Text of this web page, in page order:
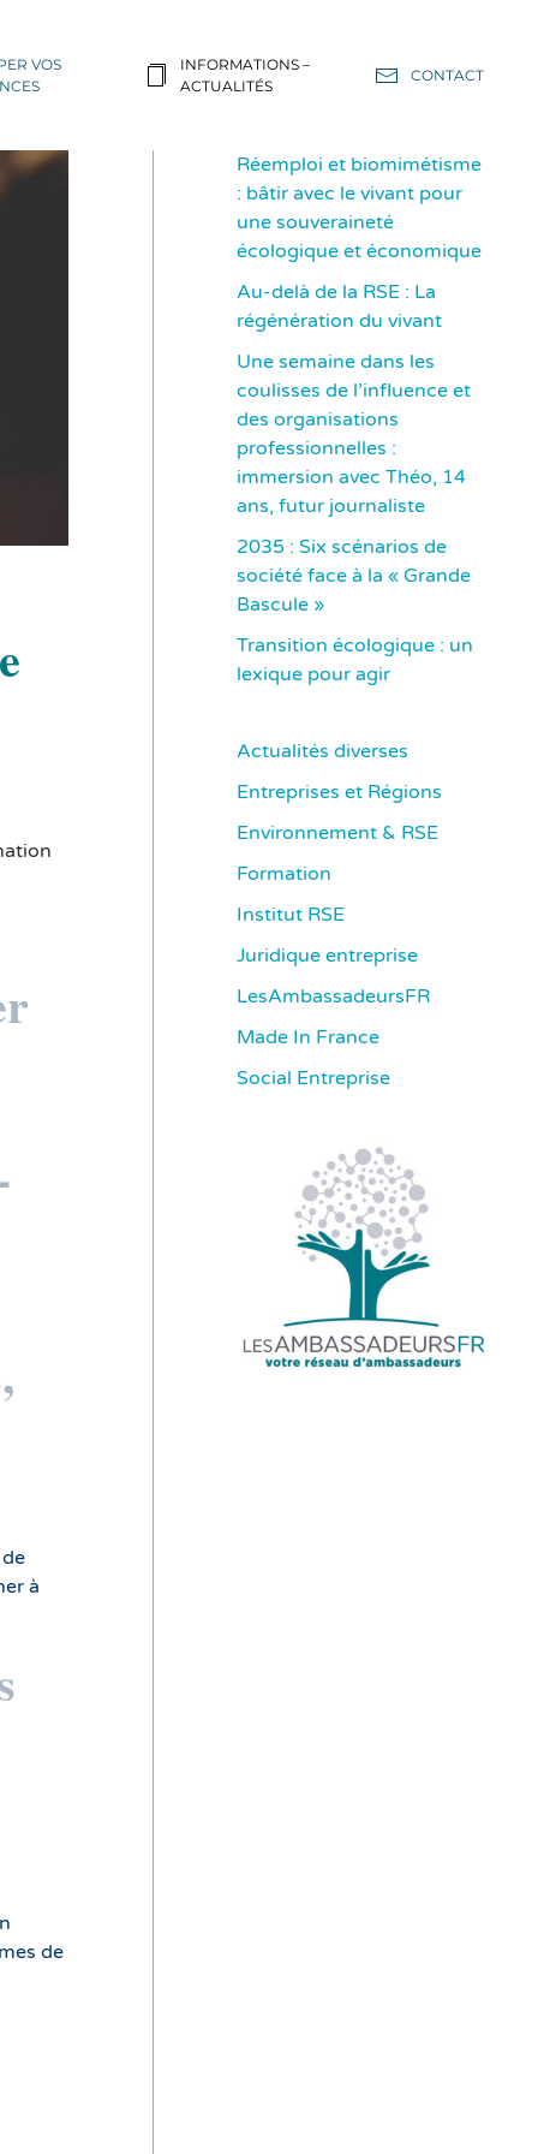
VOS
INFORMATIONS –
ACTUALITÉS
CONTACT
à
de
Réemploi et biomimétisme
: bâtir avec le vivant pour
une souveraineté
écologique et économique
Au-delà de la RSE : La
régénération du vivant
Une semaine dans les
coulisses de l’influence et
des organisations
professionnelles :
immersion avec Théo, 14
ans, futur journaliste
2035 : Six scénarios de
société face à la « Grande
Bascule »
Transition écologique : un
lexique pour agir
Actualités diverses
Entreprises et Régions
Environnement & RSE
Formation
Institut RSE
Juridique entreprise
LesAmbassadeursFR
Made In France
Social Entreprise